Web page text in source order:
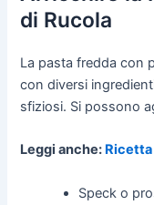
di Rucola
La pasta fredda con
con diversi
sfiziosi. Si possono
Leggi anche:
Speck o